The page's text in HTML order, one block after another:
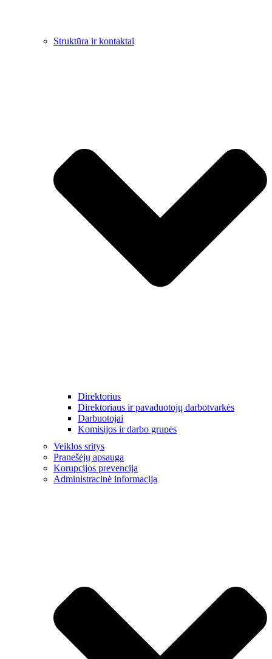
Struktūra ir kontaktai
Direktorius
Direktoriaus ir pavaduotojų darbotvarkės
Darbuotojai
Komisijos ir darbo grupės
Veiklos sritys
Pranešėjų apsauga
Korupcijos prevencija
Administracinė informacija